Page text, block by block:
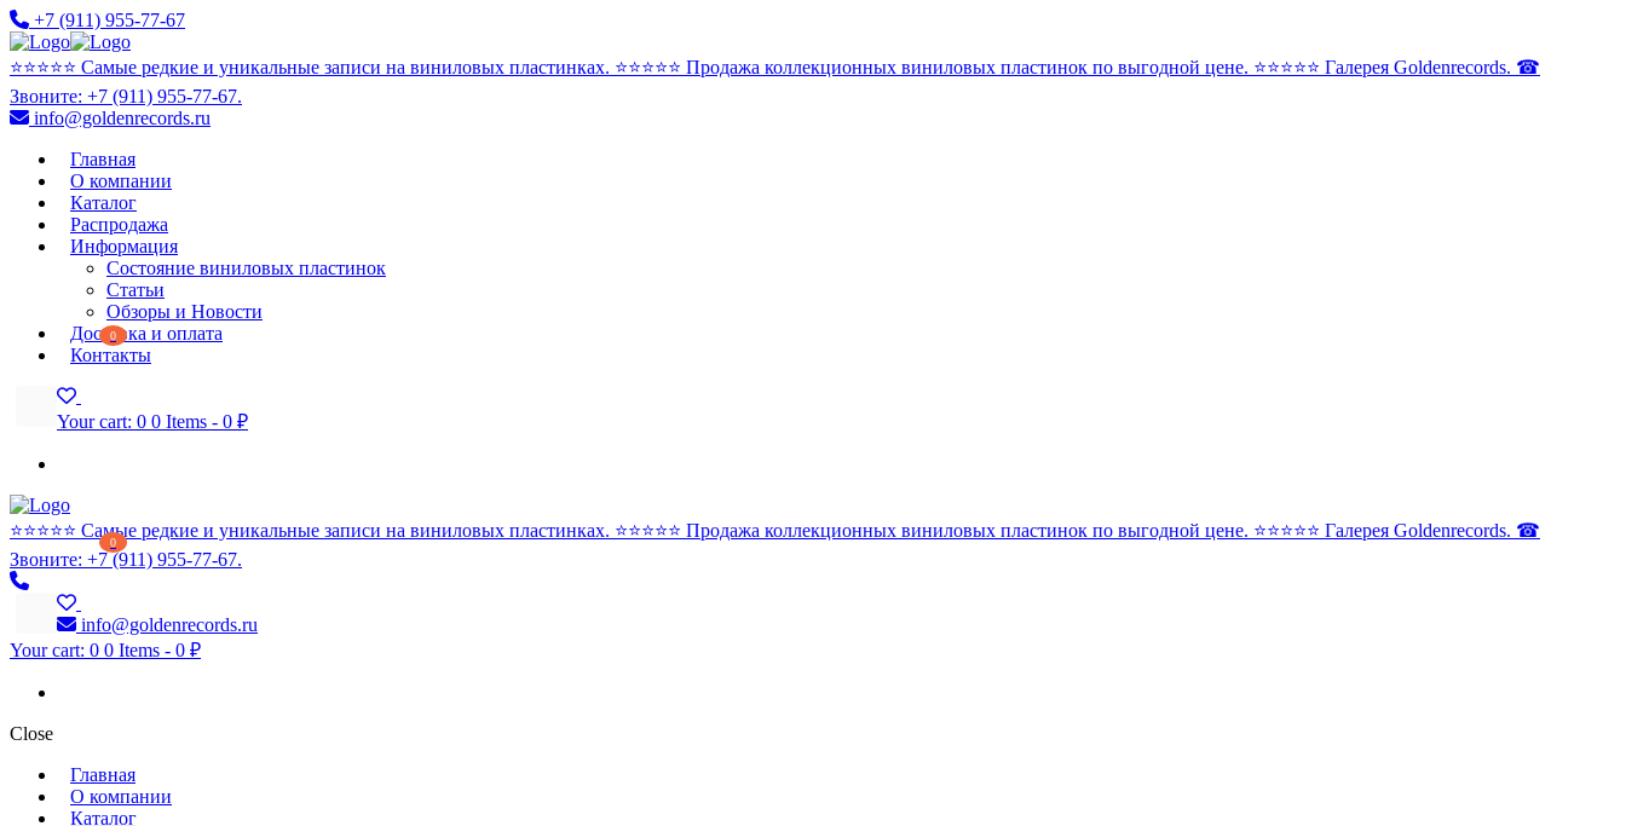
+7 (911) 955-77-67
⭐️⭐️⭐️⭐️⭐️ Самые редкие и уникальные записи на виниловых пластинках. ⭐️⭐️⭐️⭐️⭐️ Продажа коллекционных виниловых пластинок по выгодной цене. ⭐️⭐️⭐️⭐️⭐️ Галерея Goldenrecords. ☎
Звоните: +7 (911) 955-77-67.
info@goldenrecords.ru
Главная
О компании
Каталог
Распродажа
Информация
Состояние виниловых пластинок
Статьи
Обзоры и Новости
Доставка и оплата
Контакты
0
Your cart: 0 0 Items - 0 ₽
⭐️⭐️⭐️⭐️⭐️ Самые редкие и уникальные записи на виниловых пластинках. ⭐️⭐️⭐️⭐️⭐️ Продажа коллекционных виниловых пластинок по выгодной цене. ⭐️⭐️⭐️⭐️⭐️ Галерея Goldenrecords. ☎
Звоните: +7 (911) 955-77-67.
0
info@goldenrecords.ru
Your cart: 0 0 Items - 0 ₽
Close
Главная
О компании
Каталог